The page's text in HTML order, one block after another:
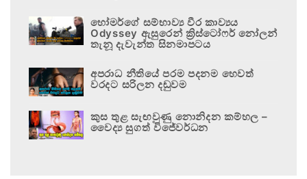
හෝමර්ගේ සම්භාව්‍ය වීර කාව්‍යය
Odyssey ඇසුරෙන් ක්‍රිස්ටෝෆර් නෝලන්
තැනූ දැවැන්ත සිනමාපටය
අපරාධ නීතියේ පරම පදනම හෙවත්
වරදට සරිලන දඬුවම
කුස තුළ සැඟවුණු නොනිදන කම්හල –
වෛද්‍ය සුගත් විජේවර්ධන